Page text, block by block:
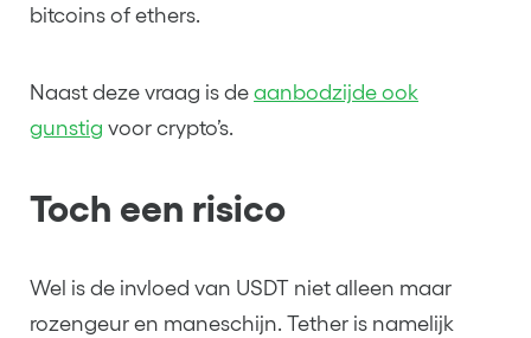
bitcoins of ethers.
Naast deze vraag is de aanbodzijde ook
gunstig voor crypto’s.
Toch een risico
Wel is de invloed van USDT niet alleen maar
rozengeur en maneschijn. Tether is namelijk